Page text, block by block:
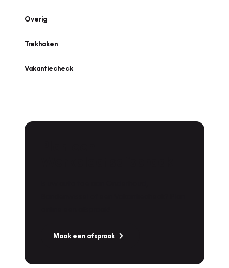
Overig
Trekhaken
Vakantiecheck
Maak een afspraak